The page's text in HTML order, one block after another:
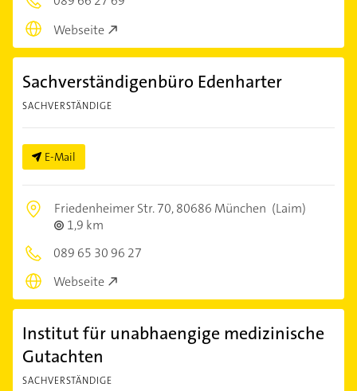
Webseite
Sachverständigenbüro Edenharter
SACHVERSTÄNDIGE
E-Mail
Friedenheimer Str. 70,80686 München (Laim)
1,9 km
089 65 30 96 27
Webseite
Institut für unabhaengige medizinische
Gutachten
SACHVERSTÄNDIGE